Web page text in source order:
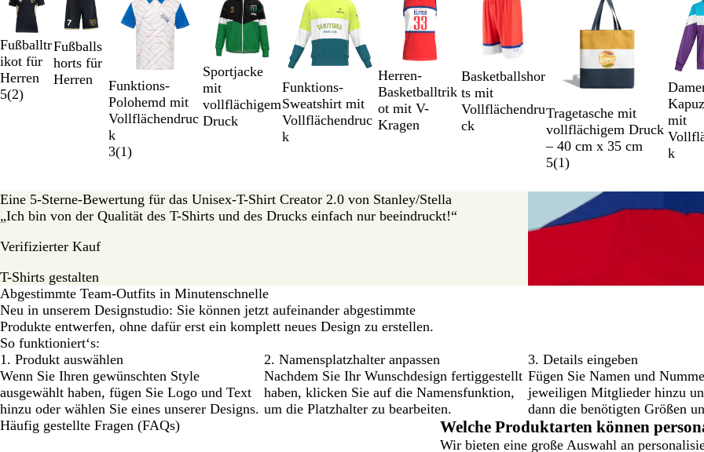
Fußballtr
ikot für
Herren
5(2)
Fußballs
horts für
Herren
Funktions-
Polohemd mit
Vollflächendruc
k
3(1)
Sportjacke
mit
vollflächigem
Druck
Funktions-
Sweatshirt mit
Vollflächendruc
k
Herren-
Basketballtrik
ot mit V-
Kragen
Basketballshor
ts mit
Vollflächendru
ck
Tragetasche mit
vollflächigem Druck
– 40 cm x 35 cm
5(1)
mit
k
2
von
12
Eine 5-Sterne-Bewertung für das Unisex-T-Shirt Creator 2.0 von Stanley/Stella
„Ich bin von der Qualität des T-Shirts und des Drucks einfach nur beeindruckt!“
Verifizierter Kauf
T-Shirts gestalten
Abgestimmte Team-Outfits in Minutenschnelle
Neu in unserem Designstudio: Sie können jetzt aufeinander abgestimmte
Produkte entwerfen, ohne dafür erst ein komplett neues Design zu erstellen.
So funktioniert‘s:
1. Produkt auswählen
Wenn Sie Ihren gewünschten Style
ausgewählt haben, fügen Sie Logo und Text
hinzu oder wählen Sie eines unserer Designs.
2. Namensplatzhalter anpassen
Nachdem Sie Ihr Wunschdesign fertiggestellt
haben, klicken Sie auf die Namensfunktion,
um die Platzhalter zu bearbeiten.
3. Details eingeben
Fügen Sie Namen und
jeweiligen Mitglieder hinzu
dann die benötigten Größen
Häufig gestellte Fragen (FAQs)
Welche Produktarten können
Wir bieten eine große Auswahl an